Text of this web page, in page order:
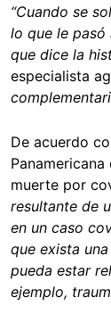
“Cuando se
lo que le pasó
que dice la
especialista
De acuerdo
muerte por
resultante de
en un caso
que exista
pueda estar
ejemplo,